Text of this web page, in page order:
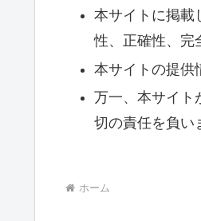
本サイトに掲載
性、正確性、完
本サイトの提供
万一、本サイト
切の責任を負い
ホーム